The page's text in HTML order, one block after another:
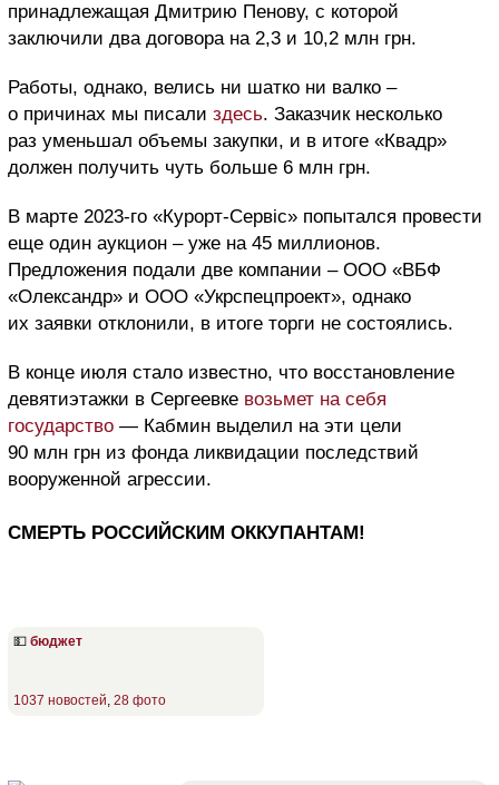
принадлежащая Дмитрию Пенову, с которой
заключили два договора на 2,3 и 10,2 млн грн.
Работы, однако, велись ни шатко ни валко –
о причинах мы писали здесь. Заказчик несколько
раз уменьшал объемы закупки, и в итоге «Квадр»
должен получить чуть больше 6 млн грн.
В марте 2023-го «Курорт-Сервіс» попытался провести
еще один аукцион – уже на 45 миллионов.
Предложения подали две компании – ООО «ВБФ
«Олександр» и ООО «Укрспецпроект», однако
их заявки отклонили, в итоге торги не состоялись.
В конце июля стало известно, что восстановление
девятиэтажки в Сергеевке возьмет на себя
государство — Кабмин выделил на эти цели
90 млн грн из фонда ликвидации последствий
вооруженной агрессии.
СМЕРТЬ РОССИЙСКИМ ОККУПАНТАМ!
💵 бюджет
1037 новостей, 28 фото